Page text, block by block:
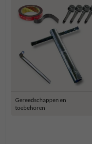
Gereedschappen en
toebehoren